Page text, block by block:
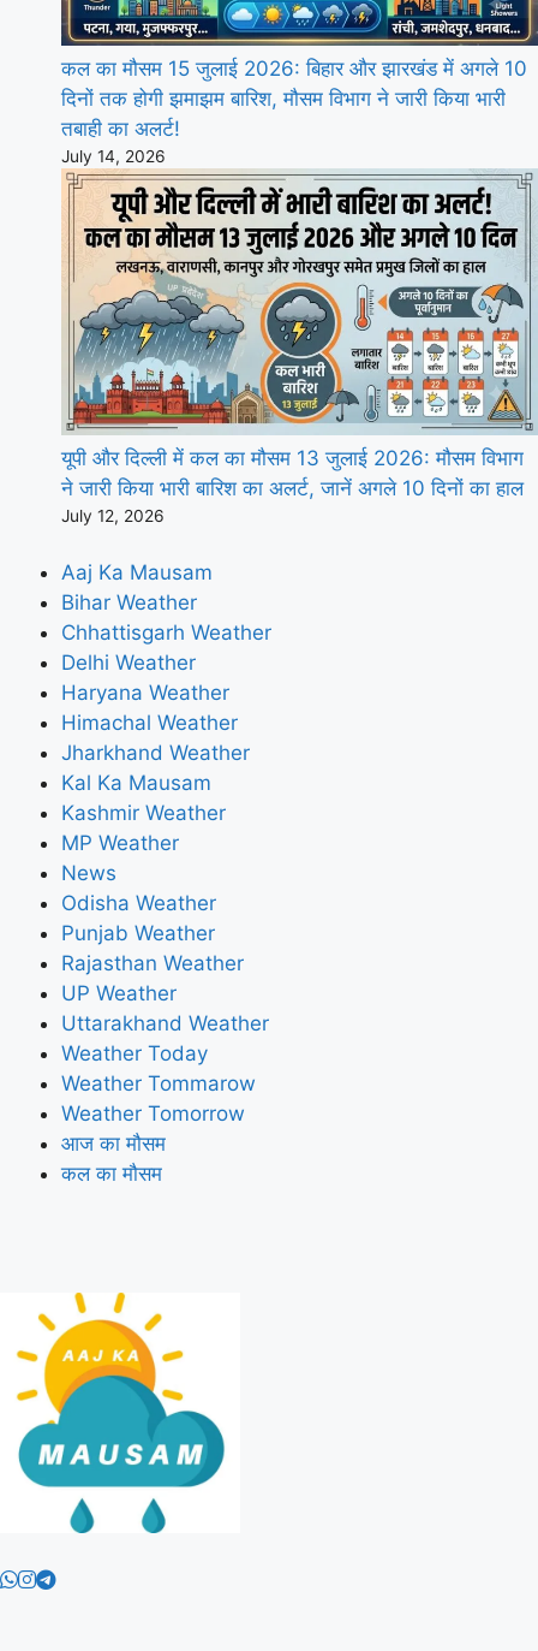
कल का मौसम 15 जुलाई 2026: बिहार और झारखंड में अगले 10
दिनों तक होगी झमाझम बारिश, मौसम विभाग ने जारी किया भारी
तबाही का अलर्ट!
July 14, 2026
यूपी और दिल्ली में कल का मौसम 13 जुलाई 2026: मौसम विभाग
ने जारी किया भारी बारिश का अलर्ट, जानें अगले 10 दिनों का हाल
July 12, 2026
Aaj Ka Mausam
Bihar Weather
Chhattisgarh Weather
Delhi Weather
Haryana Weather
Himachal Weather
Jharkhand Weather
Kal Ka Mausam
Kashmir Weather
MP Weather
News
Odisha Weather
Punjab Weather
Rajasthan Weather
UP Weather
Uttarakhand Weather
Weather Today
Weather Tommarow
Weather Tomorrow
आज का मौसम
कल का मौसम
Aaj Ka Mausam | आज का